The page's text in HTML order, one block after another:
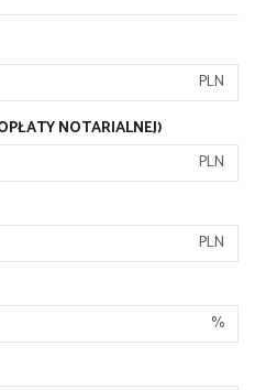
PLN
NOTARIALNEJ)
PLN
PLN
%